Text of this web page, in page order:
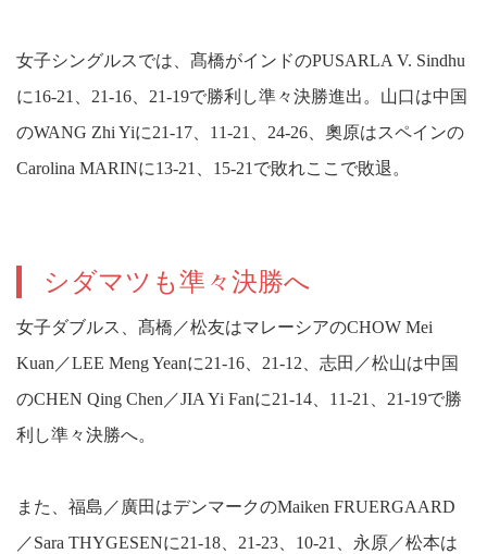
女子シングルスでは、髙橋がインドのPUSARLA V. Sindhu
に16-21、21-16、21-19で勝利し準々決勝進出。山口は中国
のWANG Zhi Yiに21-17、11-21、24-26、奧原はスペインの
Carolina MARINに13-21、15-21で敗れここで敗退。
シダマツも準々決勝へ
女子ダブルス、髙橋／松友はマレーシアのCHOW Mei
Kuan／LEE Meng Yeanに21-16、21-12、志田／松山は中国
のCHEN Qing Chen／JIA Yi Fanに21-14、11-21、21-19で勝
利し準々決勝へ。
また、福島／廣田はデンマークのMaiken FRUERGAARD
／Sara THYGESENに21-18、21-23、10-21、永原／松本は